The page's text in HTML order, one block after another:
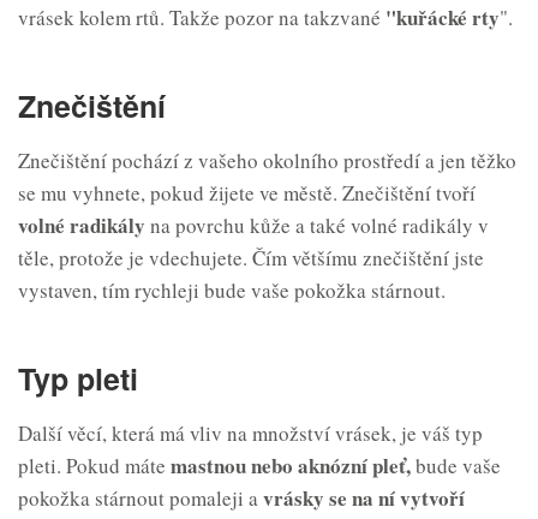
vrásek kolem rtů. Takže pozor na takzvané "kuřácké rty".
Znečištění
Znečištění pochází z vašeho okolního prostředí a jen těžko
se mu vyhnete, pokud žijete ve městě. Znečištění tvoří
volné radikály na povrchu kůže a také volné radikály v
těle, protože je vdechujete. Čím většímu znečištění jste
vystaven, tím rychleji bude vaše pokožka stárnout.
Typ pleti
Další věcí, která má vliv na množství vrásek, je váš typ
pleti. Pokud máte mastnou nebo aknóznípleť,bude vaše
pokožka stárnout pomaleji avrásky se na ní vytvoří